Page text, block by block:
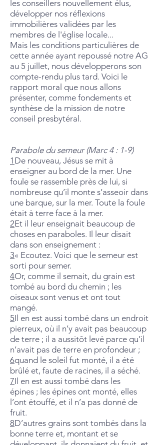
les conseillers nouvellement élus,
développer nos réflexions
immobilières validées par les
membres de l'église locale...
Mais les conditions particulières de
cette année ayant repoussé notre AG
au 5 juillet, nous développerons son
compte-rendu plus tard. Voici le
rapport moral que nous allons
présenter, comme fondements et
synthèse de la mission de notre
conseil presbytéral.
Parabole du semeur (Marc 4 : 1-9)
1 De nouveau, Jésus se mit à
enseigner au bord de la mer. Une
foule se rassemble près de lui, si
nombreuse qu’il monte s’asseoir dans
une barque, sur la mer. Toute la foule
était à terre face à la mer.
2Et il leur enseignait beaucoup de
choses en paraboles. Il leur disait
dans son enseignement :
3« Ecoutez. Voici que le semeur est
sorti pour semer.
4Or, comme il semait, du grain est
tombé au bord du chemin ; les
oiseaux sont venus et ont tout
mangé.
5Il en est aussi tombé dans un endroit
pierreux, où il n’y avait pas beaucoup
de terre ; il a aussitôt levé parce qu’il
n’avait pas de terre en profondeur ;
6quand le soleil fut monté, il a été
brûlé et, faute de racines, il a séché.
7Il en est aussi tombé dans les
épines ; les épines ont monté, elles
l’ont étouffé, et il n’a pas donné de
fruit.
8D’autres grains sont tombés dans la
bonne terre et, montant et se